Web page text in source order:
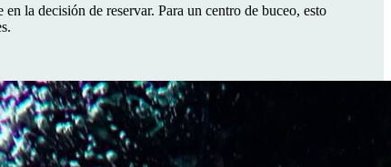
la decisión de reservar. Para un centro de buceo, esto